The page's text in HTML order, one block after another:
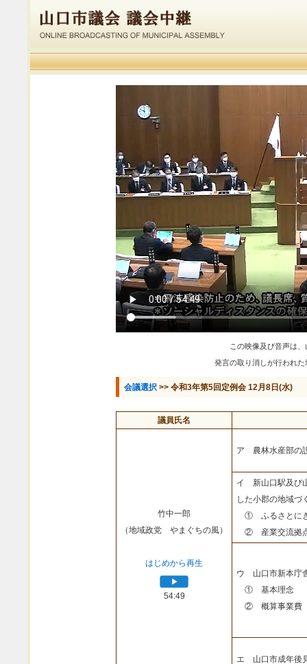
この映像及び音声は
発言の取り消しが行われ
会議選択 >> 令和3年第5回定例会 12月8日(水)
議員氏名
竹中一郎
（地域政党 やまぐちの風）
はじめから再生
54:49
ア 農林水産部の
イ 新山口駅及び
した小郡の地域づ
① ふるさとにぎ
② 産業交流拠点
ウ 山口市新本庁
① 基本理念
② 概算事業費
エ 山口市成年後